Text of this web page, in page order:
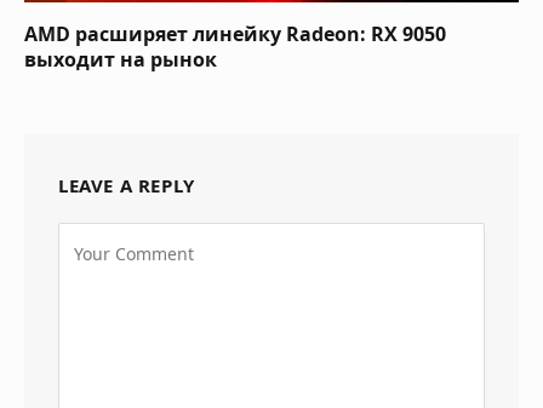
AMD расширяет линейку Radeon: RX 9050
выходит на рынок
LEAVE A REPLY